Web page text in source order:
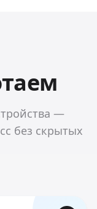
—
без скрытых